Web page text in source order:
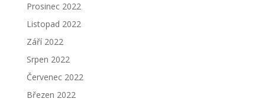
Prosinec 2022
Listopad 2022
Září 2022
Srpen 2022
Červenec 2022
Březen 2022